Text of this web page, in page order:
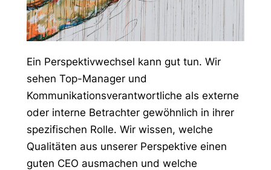
Ein Perspektivwechsel kann gut tun. Wir
sehen Top-Manager und
Kommunikationsverantwortliche als externe
oder interne Betrachter gewöhnlich in ihrer
spezifischen Rolle. Wir wissen, welche
Qualitäten aus unserer Perspektive einen
guten CEO ausmachen und welche